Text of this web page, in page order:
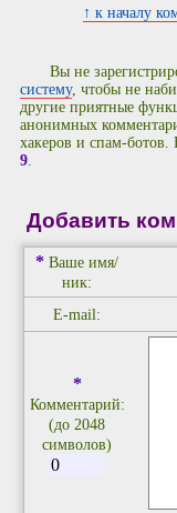
↑ к началу
Вы не
систему, чтобы не
другие приятные
анонимных
хакеров и спам-ботов.
9.
Добавить
* Ваше имя/
ник:
E-mail:
*
Комментарий:
(до 2048
символов)